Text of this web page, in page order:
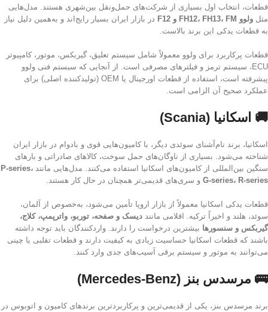
قطعات، انتخاب اول بسیاری از شرکت‌های حمل‌ونقل بین‌شهری هستند. مدل‌هایی
مثل ولوو FH12، FH13، FM و F12
در بازار ایران بسیار رایج‌اند و به‌همین دلیل نیاز
به قطعات یدکی این برند بالاست.
قطعات پرکاربرد برای ولوو معمولاً شامل سیستم تعلیق، گیربکس، موتور، کامپیوتر
ECU، سیستم ترمز و فیلترهای مصرفی است. از آنجایی که سیستم فنی ولوو
پیشرفته است، استفاده از قطعات اورجینال یا OEM (تولیدکننده اصلی) برای
عملکرد صحیح آن الزامی است.
🚚 اسکانیا (Scania)
اسکانیا، برند نام‌آشنای سوئدی دیگر، با کامیون‌هایی قوی و بادوام در بازار ایران
شناخته می‌شود. بسیاری از ناوگان‌های حمل سوخت، کالاهای صادراتی و بارهای
سنگین بین‌المللی از کامیون‌های اسکانیا استفاده می‌کنند. مدل‌هایی مانند P-series،
G-series، R-series و سری‌های قدیمی‌تر همچنان در حال کار هستند.
قطعات یدکی اسکانیا معمولاً از بازار اروپا تأمین می‌شود، به‌خصوص از آلمان،
سوئد، هلند و اخیراً ترکیه. اقلامی مانند دیسک و صفحه، توربو، واترپمپ، کلاج،
گیربکس و سنسورها بیشترین درخواست را دارند. واردکنندگان باید توجه داشته
باشند که قطعات اسکانیا حساسیت زیادی به کیفیت دارند و قطعات تقلبی یا چینی
می‌توانند به موتور و سیستم برقی آسیب‌های جدی وارد کنند.
🚌 مرسدس بنز (Mercedes-Benz)
برند مرسدس بنز، یکی از قدیمی‌ترین و پرکاربردترین برندهای کامیون و اتوبوس در